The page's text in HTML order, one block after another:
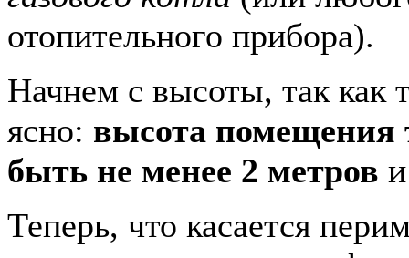
отопительного прибора).
Начнем с высоты, так как
ясно: высота помещения
быть не менее 2 метров
Теперь, что касается